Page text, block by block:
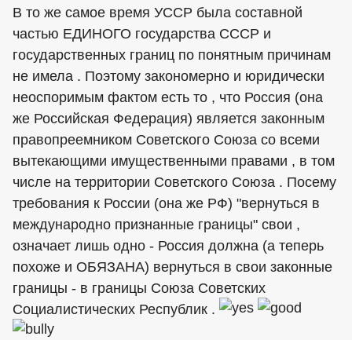
В то же самое время УССР была составной
частью ЕДИНОГО государства СССР и
государственных границ по понятным причинам
не имела . Поэтому закономерно и юридически
неоспоримым фактом есть то , что Россия (она
же Российская Федерация) является законным
правопреемником Советского Союза со всеми
вытекающими имущественными правами , в том
числе на территории Советского Союза . Посему
требования к России (она же РФ) "вернуться в
международно признанные границы" свои ,
означает лишь одно - Россия должна (а теперь
похоже и ОБЯЗАНА) вернуться в свои законные
границы - в границы Союза Советских
Социалистических Республик .